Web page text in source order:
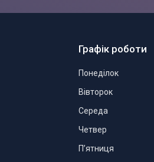
Графік роботи
Понеділок
Вівторок
Середа
Четвер
Пʼятниця